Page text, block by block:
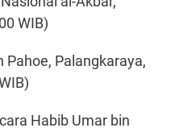
WIB)
Pahoe, Palangkaraya,
Habib Umar bin